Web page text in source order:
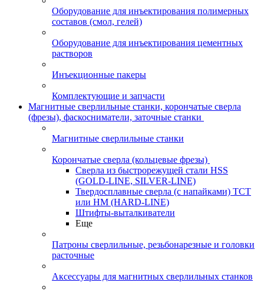
Оборудование для инъектирования полимерных
составов (смол, гелей)
Оборудование для инъектирования цементных
растворов
Инъекционные пакеры
Комплектующие и запчасти
Магнитные сверлильные станки, корончатые сверла
(фрезы), фаскосниматели, заточные станки
Магнитные сверлильные станки
Корончатые сверла (кольцевые фрезы)
Сверла из быстрорежущей стали HSS
(GOLD-LINE, SILVER-LINE)
Твердосплавные сверла (с напайками) ТСТ
или HM (HARD-LINE)
Штифты-выталкиватели
Еще
Патроны сверлильные, резьбонарезные и головки
расточные
Аксессуары для магнитных сверлильных станков